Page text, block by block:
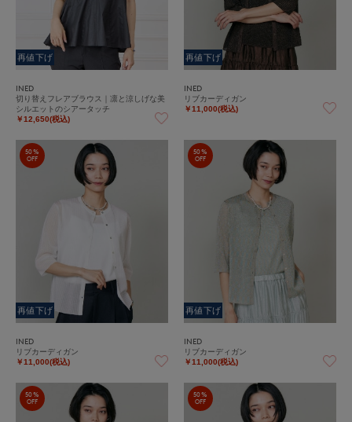
再値下げ
INED
切り替えフレアブラウス｜凛と涼しげな美
シルエットのシアータッチ
￥12,650(税込)
再値下げ
INED
リブカーディガン
￥11,000(税込)
50%
OFF
再値下げ
INED
リブカーディガン
￥11,000(税込)
50%
OFF
再値下げ
INED
リブカーディガン
￥11,000(税込)
50%
OFF
50%
OFF